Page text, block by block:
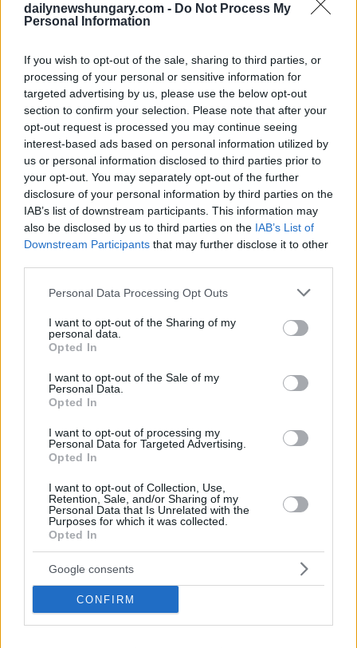
dailynewshungary.com - Do Not Process My
Personal Information
If you wish to opt-out of the sale, sharing to third parties, or
processing of your personal or sensitive information for
targeted advertising by us, please use the below opt-out
section to confirm your selection. Please note that after your
opt-out request is processed you may continue seeing
interest-based ads based on personal information utilized by
us or personal information disclosed to third parties prior to
your opt-out. You may separately opt-out of the further
disclosure of your personal information by third parties on the
IAB’s list of downstream participants. This information may
also be disclosed by us to third parties on the IAB’s List of
Downstream Participants that may further disclose it to other
Please note that this website/app uses one or more Google
not limited to your visit or usage behaviour. You may click to
grant or deny consent to Google and its third-party tags to
use your data for below specified purposes in below Google
consent section.
Personal Data Processing Opt Outs
I want to opt-out of the Sharing of my
personal data.
Opted In
I want to opt-out of the Sale of my
Personal Data.
Opted In
I want to opt-out of processing my
Personal Data for Targeted Advertising.
Opted In
I want to opt-out of Collection, Use,
Retention, Sale, and/or Sharing of my
Personal Data that Is Unrelated with the
Purposes for which it was collected.
Opted In
Google consents
CONFIRM
hanno completato i colloqui per un fondo di investimento del
valore di 100 milioni di dollari USA. “Si prevede di firmare
Come riportato in precedenza, il Capo di Stato Kassym-
Jomart Tokayev ha tenuto dei negoziati con il suo omologo
ungherese Tamás Sulyok, arrivato ad Astana per una visita
ufficiale.
Leggi anche:
Attenzione ai clienti di Revolut, Wise e altri: i prelievi
di contanti gratuiti terminano nella banca più grande
dell’Ungheria
Nuovo amministratore delegato alla guidadella
principale banca ungherese OTP
acquisizioni
OTP Bank ha dichiarato a Világgazdaság , un’agenzia di
stampa economica ungherese, che sta esplorando attivamente
nuove opportunità di acquisizione, in particolare nella regione
dichiarata pubblicamente, la banca entrerà in nuovi mercati
solo se riuscirà ad assicurarsi una posizione tra i primi cinque
operatori attraverso un’unica acquisizione.